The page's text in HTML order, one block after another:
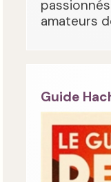
amateurs
Guide